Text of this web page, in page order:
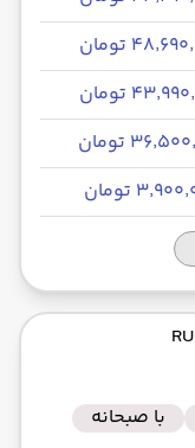
تومان
تومان
تومان
تومان
با صبحانه